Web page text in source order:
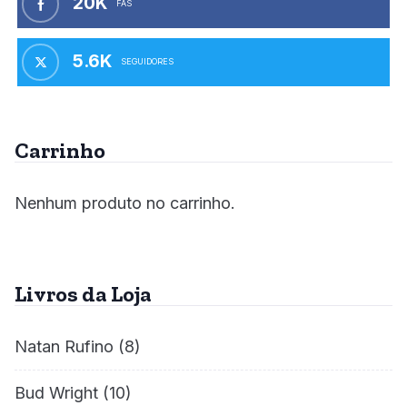
FÃS
5.6K SEGUIDORES
Carrinho
Nenhum produto no carrinho.
Livros da Loja
Natan Rufino (8)
Bud Wright (10)